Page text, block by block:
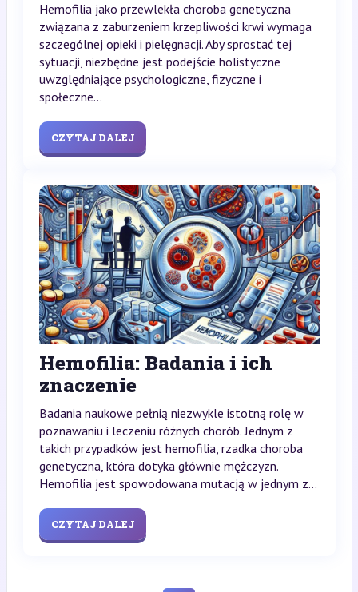
Hemofilia jako przewlekła choroba genetyczna
związana z zaburzeniem krzepliwości krwi wymaga
szczególnej opieki i pielęgnacji. Aby sprostać tej
sytuacji, niezbędne jest podejście holistyczne
uwzględniające psychologiczne, fizyczne i
społeczne...
CZYTAJ DALEJ
Hemofilia: Badania i ich
znaczenie
Badania naukowe pełnią niezwykle istotną rolę w
poznawaniu i leczeniu różnych chorób. Jednym z
takich przypadków jest hemofilia, rzadka choroba
genetyczna, która dotyka głównie mężczyzn.
Hemofilia jest spowodowana mutacją w jednym z...
CZYTAJ DALEJ